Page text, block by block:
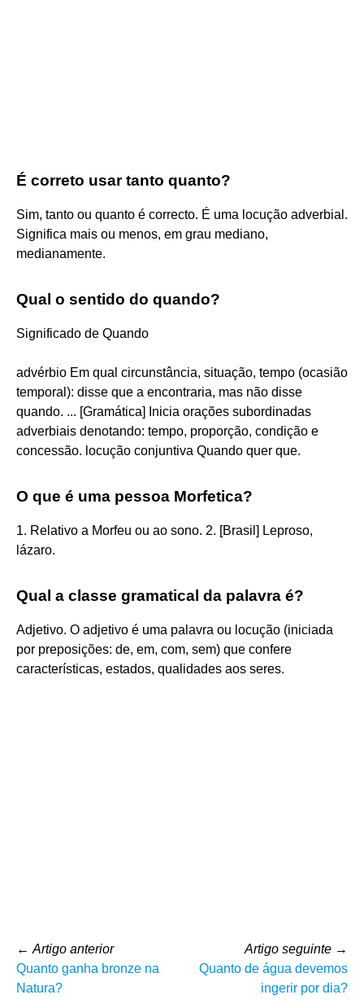
É correto usar tanto quanto?
Sim, tanto ou quanto é correcto. É uma locução adverbial.
Significa mais ou menos, em grau mediano,
medianamente.
Qual o sentido do quando?
Significado de Quando
advérbio Em qual circunstância, situação, tempo (ocasião
temporal): disse que a encontraria, mas não disse
quando. ... [Gramática] Inicia orações subordinadas
adverbiais denotando: tempo, proporção, condição e
concessão. locução conjuntiva Quando quer que.
O que é uma pessoa Morfetica?
1. Relativo a Morfeu ou ao sono. 2. [Brasil] Leproso,
lázaro.
Qual a classe gramatical da palavra é?
Adjetivo. O adjetivo é uma palavra ou locução (iniciada
por preposições: de, em, com, sem) que confere
características, estados, qualidades aos seres.
← Artigo anterior
Quanto ganha bronze na
Natura?
Artigo seguinte →
Quanto de água devemos
ingerir por dia?